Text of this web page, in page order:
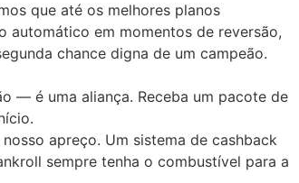
que até os melhores planos
automático em momentos de reversão,
chance digna de um campeão.
— é uma aliança. Receba um pacote de
apreço. Um sistema de cashback
sempre tenha o combustível para a